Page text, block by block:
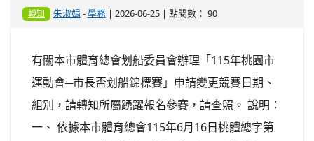
轉知 朱淑娟 -學務| 2026-06-25 | 點閱數： 90
有關本市體育總會划船委員會辦理「115年桃園市
運動會─市長盃划船錦標賽」申請變更競賽日期、
組別，請轉知所屬踴躍報名參賽，請查照。 說明：
一、 依據本市體育總會115年6月16日桃體總字第